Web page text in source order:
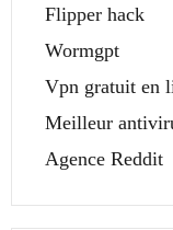
Flipper hack
Wormgpt
Vpn gratuit en
Meilleur
Agence Reddit